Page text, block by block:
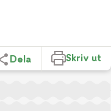
Dela Skriv ut